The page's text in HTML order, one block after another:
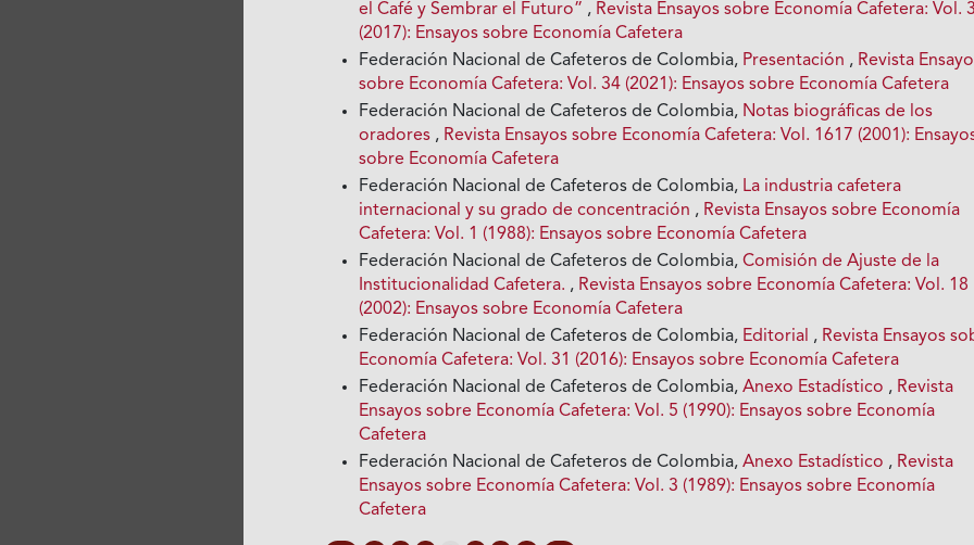
el Café y Sembrar el Futuro” , Revista Ensayos sobre Economía Cafetera: Vol.
(2017): Ensayos sobre Economía Cafetera
Federación Nacional de Cafeteros de Colombia, Presentación , Revista
sobre Economía Cafetera: Vol. 34 (2021): Ensayos sobre Economía Cafetera
Federación Nacional de Cafeteros de Colombia, Notas biográficas de los
oradores , Revista Ensayos sobre Economía Cafetera: Vol. 1617 (2001):
sobre Economía Cafetera
Federación Nacional de Cafeteros de Colombia, La industria cafetera
internacional y su grado de concentración , Revista Ensayos sobre Economía
Cafetera: Vol. 1 (1988): Ensayos sobre Economía Cafetera
Federación Nacional de Cafeteros de Colombia,Comisión de Ajuste de la
Institucionalidad Cafetera. , Revista Ensayos sobre Economía Cafetera: Vol. 18
(2002): Ensayos sobre Economía Cafetera
Federación Nacional de Cafeteros de Colombia, Editorial , Revista Ensayos
Economía Cafetera: Vol. 31 (2016): Ensayos sobre Economía Cafetera
Federación Nacional de Cafeteros de Colombia,Anexo Estadístico , Revista
Ensayos sobre Economía Cafetera: Vol. 5 (1990): Ensayos sobre Economía
Cafetera
Federación Nacional de Cafeteros de Colombia,Anexo Estadístico , Revista
Ensayos sobre Economía Cafetera: Vol. 3 (1989): Ensayos sobre Economía
Cafetera